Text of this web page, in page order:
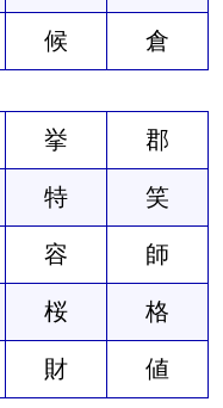
候 倉
挙 郡
特 笑
容 師
桜 格
財 値